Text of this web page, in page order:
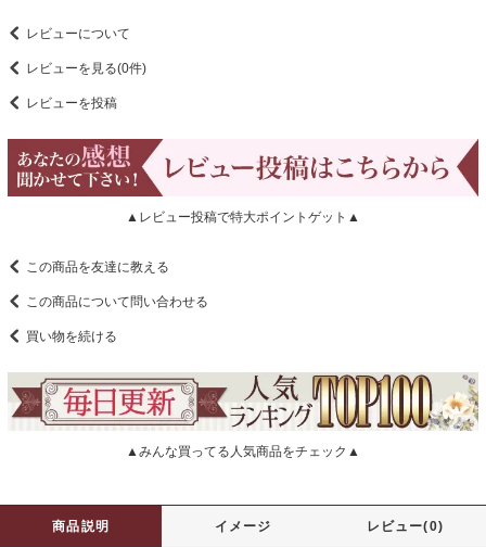
レビューについて
レビューを見る(0件)
レビューを投稿
▲レビュー投稿で特大ポイントゲット▲
この商品を友達に教える
この商品について問い合わせる
買い物を続ける
▲みんな買ってる人気商品をチェック▲
商品説明 イメージ レビュー(0)